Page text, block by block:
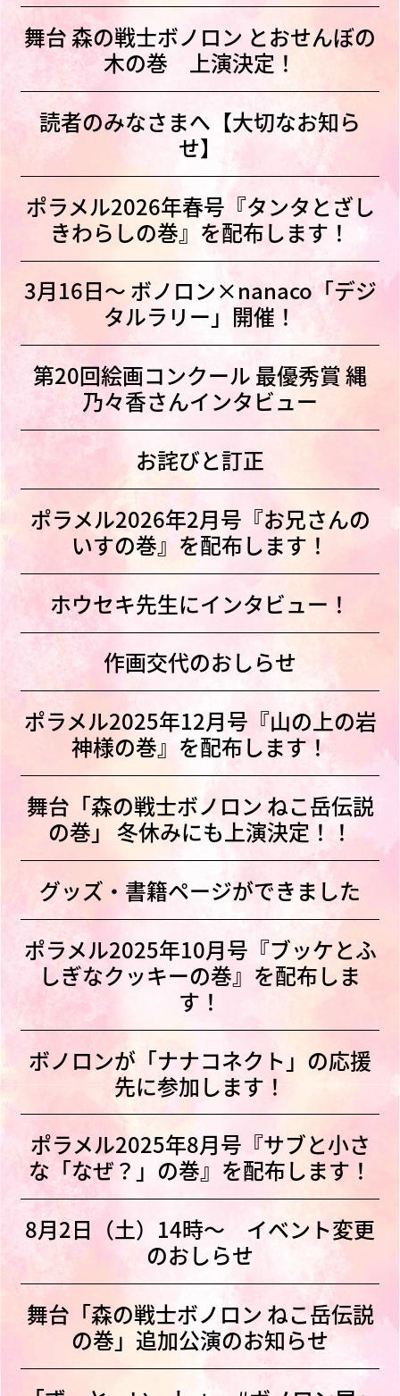
舞台 森の戦士ボノロン とおせんぼの
木の巻 上演決定！
読者のみなさまへ【大切なお知ら
せ】
ポラメル2026年春号『タンタとざし
きわらしの巻』を配布します！
3月16日〜 ボノロン×nanaco「デジ
タルラリー」開催！
第20回絵画コンクール 最優秀賞 縄
乃々香さんインタビュー
お詫びと訂正
ポラメル2026年2月号『お兄さんの
いすの巻』を配布します！
ホウセキ先生にインタビュー！
作画交代のおしらせ
ポラメル2025年12月号『山の上の岩
神様の巻』を配布します！
舞台「森の戦士ボノロン ねこ岳伝説
の巻」 冬休みにも上演決定！！
グッズ・書籍ページができました
ポラメル2025年10月号『ブッケとふ
しぎなクッキーの巻』を配布しま
す！
ボノロンが「ナナコネクト」の応援
先に参加します！
ポラメル2025年8月号『サブと小さ
な「なぜ？」の巻』を配布します！
8月2日（土）14時〜 イベント変更
のおしらせ
舞台「森の戦士ボノロン ねこ岳伝説
の巻」追加公演のお知らせ